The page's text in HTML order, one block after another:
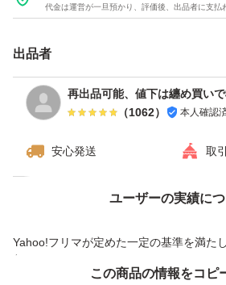
代金は運営が一旦預かり、評価後、出品者に支払
出品者
再出品可能、値下は纏め買い
（1062） 本人確認
安心発送 取
ユーザーの実績に
Yahoo!フリマが定めた一定の基準を満た
付与しています
価格の相談
この商品の情報をコピ
この商品をみている人にオススメ